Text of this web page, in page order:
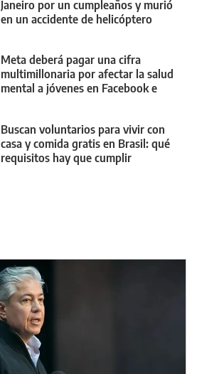
Janeiro por un cumpleaños y murió
en un accidente de helicóptero
Meta deberá pagar una cifra
multimillonaria por afectar la salud
mental a jóvenes en Facebook e
Buscan voluntarios para vivir con
casa y comida gratis en Brasil: qué
requisitos hay que cumplir